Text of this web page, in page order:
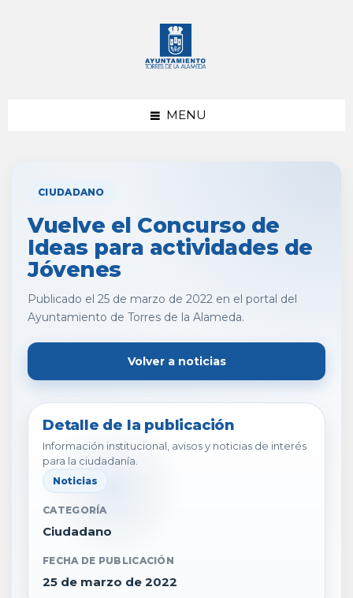
MENU
CIUDADANO
Vuelve el Concurso de
Ideas para actividades de
Jóvenes
Publicado el 25 de marzo de 2022 en el portal del
Ayuntamiento de Torres de la Alameda.
Volver a noticias
Detalle de la publicación
Información institucional, avisos y noticias de interés
para la ciudadanía.
Noticias
CATEGORÍA
Ciudadano
FECHA DE PUBLICACIÓN
25 de marzo de 2022